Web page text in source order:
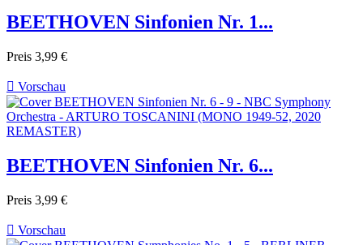
BEETHOVEN Sinfonien Nr. 1...
Preis 3,99 €
 Vorschau
BEETHOVEN Sinfonien Nr. 6...
Preis 3,99 €
 Vorschau